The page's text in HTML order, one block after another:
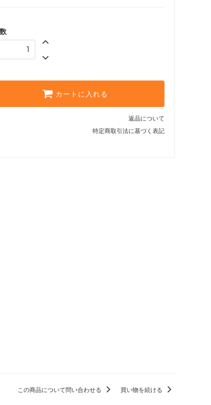
カートに入れる
返品について
特定商取引法に基づく表記
この商品について問い合わせる 買い物を続ける